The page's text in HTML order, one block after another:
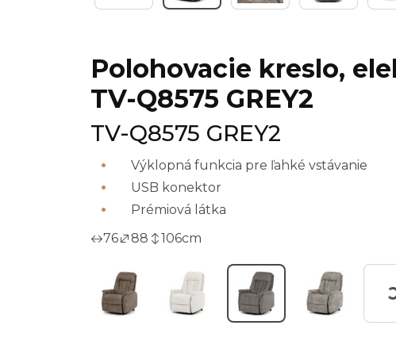
Polohovacie kreslo,
TV-Q8575 GREY2
TV-Q8575 GREY2
Výklopná funkcia pre ľahké vstávanie
USB konektor
Prémiová látka
76
88 106cm